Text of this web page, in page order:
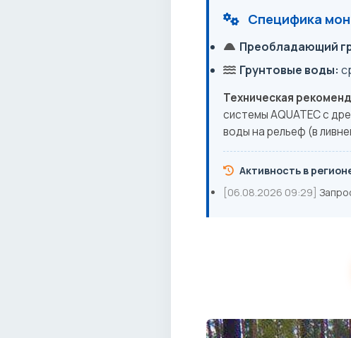
Специфика
Преобладающий
Грунтовые воды:
Техническая
системы AQUATEC с
воды на рельеф (в
Активность в
[06.08.2026 09:29]